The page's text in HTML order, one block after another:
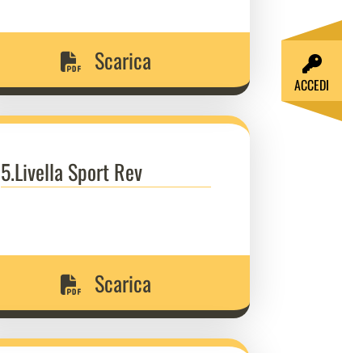
Scarica
5.Livella Sport Rev
Scarica
ACCEDI